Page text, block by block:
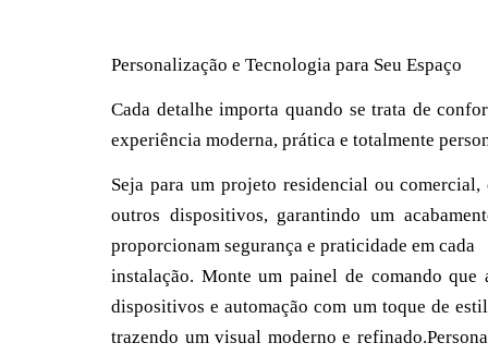
Personalização e Tecnologia para Seu Espaço
Cada detalhe importa quando se trata de
experiência moderna, prática e totalmente
Seja para um projeto residencial ou
outros dispositivos, garantindo um
proporcionam segurança e praticidade em cada
instalação. Monte um painel de comando que
dispositivos e automação com um toque de
trazendo um visual moderno e